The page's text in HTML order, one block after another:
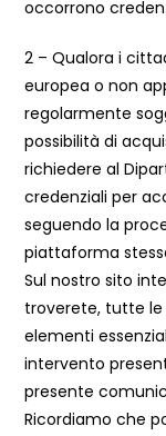
occorrono
2 – Qualora i
europea o non
regolarmente
possibilità di
richiedere al
credenziali per
seguendo la
piattaforma
Sul nostro sito
troverete, tutte le
elementi
intervento
presente
Ricordiamo che